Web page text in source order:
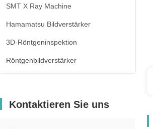
SMT X Ray Machine
Hamamatsu Bildverstärker
3D-Röntgeninspektion
Röntgenbildverstärker
Kontaktieren Sie uns